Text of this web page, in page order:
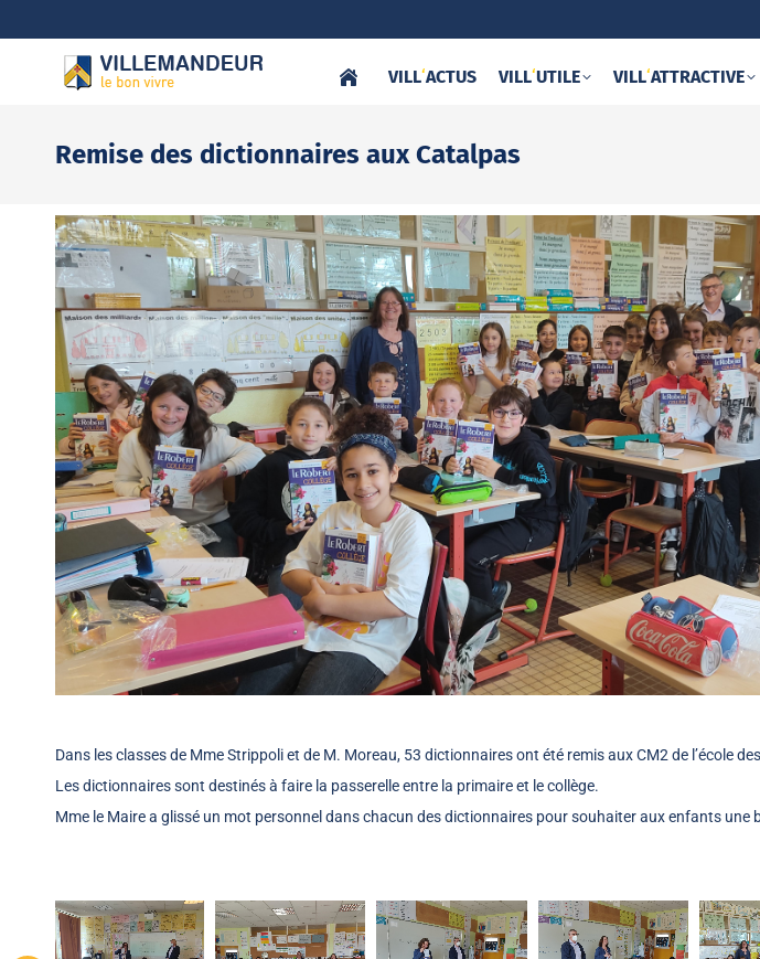
VILL‘ACTUS VILL‘UTILE VILL‘ATTRACTIVE
Remise des dictionnaires aux Catalpas
Dans les classes de Mme Strippoli et de M. Moreau, 53 dictionnaires ont été remis aux CM2 de l’école
Les dictionnaires sont destinés à faire la passerelle entre la primaire et le collège.
Mme le Maire a glissé un mot personnel dans chacun des dictionnaires pour souhaiter aux enfants une